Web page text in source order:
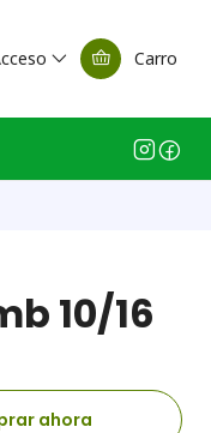
Carro
10/16
ahora